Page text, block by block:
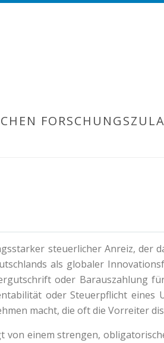
steuerlicher Anreiz, der
als globaler
oder Barauszahlung
oder Steuerpflicht
macht, die oft die Vorreiter
von einem strengen,